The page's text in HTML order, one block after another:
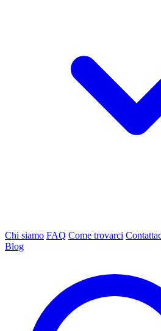
Chi siamo FAQ Come trovarci
Blog